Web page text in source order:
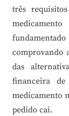
três
comprovando
das
financeira
medicamento
pedido cai.